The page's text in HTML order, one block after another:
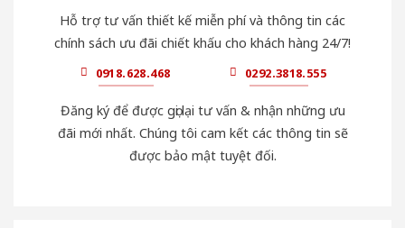
Hỗ trợ tư vấn thiết kế miễn phí và thông tin các
chính sách ưu đãi chiết khấu cho khách hàng 24/7!
0918.628.468 0292.3818.555
Đăng ký để được gọi lại tư vấn & nhận những ưu
đãi mới nhất. Chúng tôi cam kết các thông tin sẽ
được bảo mật tuyệt đối.